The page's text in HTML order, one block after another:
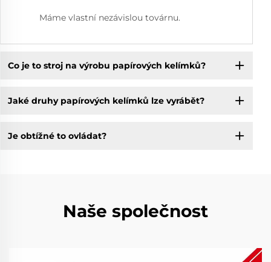
Máme vlastní nezávislou továrnu.
Co je to stroj na výrobu papírových kelímků?
Jaké druhy papírových kelímků lze vyrábět?
Je obtížné to ovládat?
Naše společnost